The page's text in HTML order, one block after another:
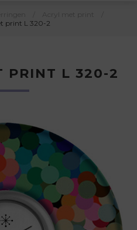
print L 320-2
PRINT L 320-2